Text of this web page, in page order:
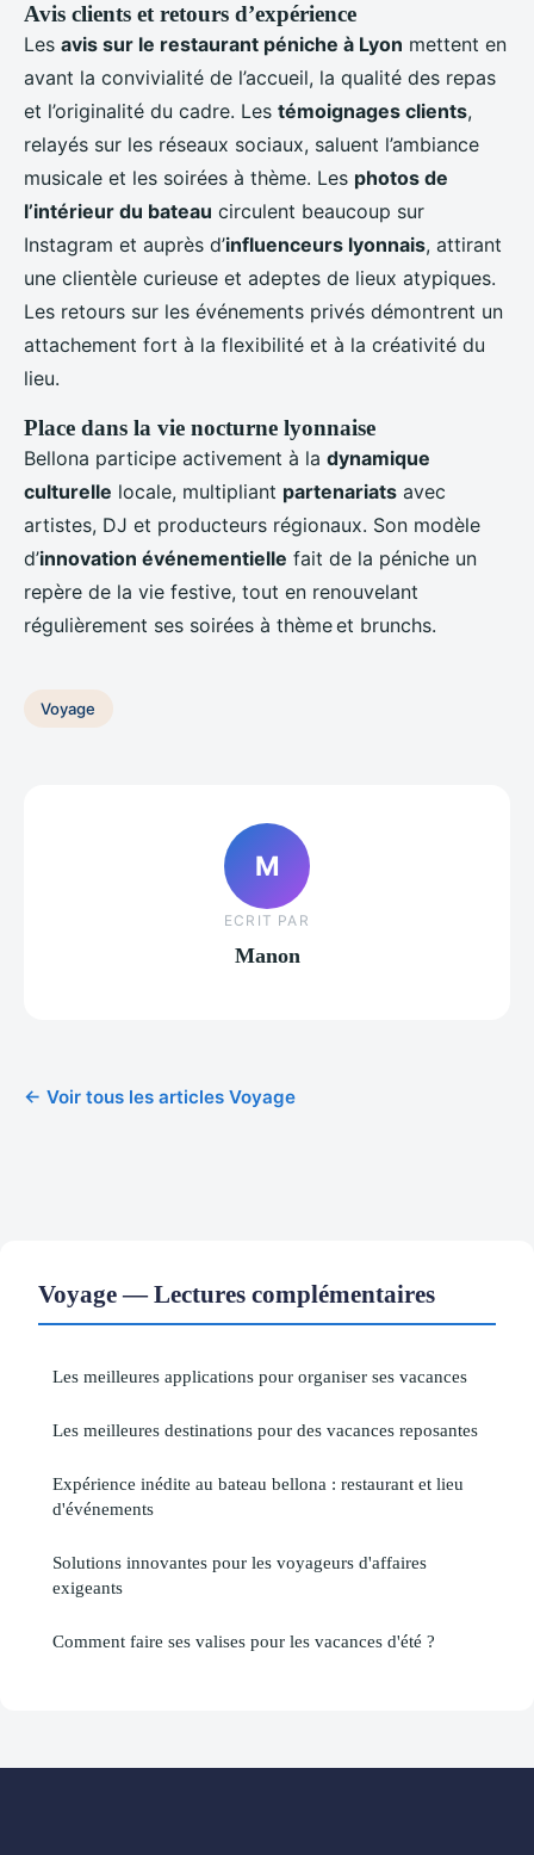
Avis clients et retours d’expérience
Les avis sur le restaurant péniche à Lyon mettent en
avant la convivialité de l’accueil, la qualité des repas
et l’originalité du cadre. Les témoignages clients,
relayés sur les réseaux sociaux, saluent l’ambiance
musicale et les soirées à thème. Les photos de
l’intérieur du bateau circulent beaucoup sur
Instagram et auprès d’influenceurs lyonnais, attirant
une clientèle curieuse et adeptes de lieux atypiques.
Les retours sur les événements privés démontrent un
attachement fort à la flexibilité et à la créativité du
lieu.
Place dans la vie nocturne lyonnaise
Bellona participe activement à la dynamique
culturelle locale, multipliant partenariats avec
artistes, DJ et producteurs régionaux. Son modèle
d’innovation événementielle fait de la péniche un
repère de la vie festive, tout en renouvelant
régulièrement ses soirées à thème et brunchs.
Voyage
M
ECRIT PAR
Manon
← Voir tous les articles Voyage
Voyage — Lectures complémentaires
Les meilleures applications pour organiser ses vacances
Les meilleures destinations pour des vacances reposantes
Expérience inédite au bateau bellona : restaurant et lieu
d'événements
Solutions innovantes pour les voyageurs d'affaires
exigeants
Comment faire ses valises pour les vacances d'été ?